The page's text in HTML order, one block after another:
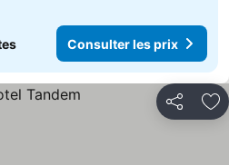
Consulter les prix
Partager